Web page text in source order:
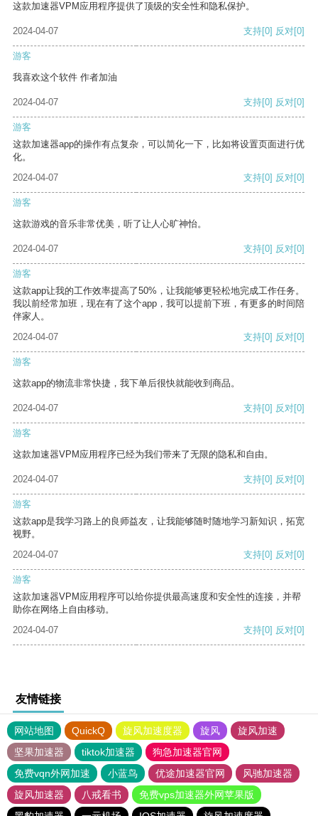
这款加速器VPM应用程序提供了顶级的安全性和隐私保护。
2024-04-07 支持[0] 反对[0]
游客
我喜欢这个软件 作者加油
2024-04-07 支持[0] 反对[0]
游客
这款加速器app的操作有点复杂，可以简化一下，比如将设置页面进行优
化。
2024-04-07
支持[0] 反对[0]
游客
这款游戏的音乐非常优美，听了让人心旷神怡。
2024-04-07 支持[0] 反对[0]
游客
这款app让我的工作效率提高了50%，让我能够更轻松地完成工作任务。
我以前经常加班，现在有了这个app，我可以提前下班，有更多的时间陪
伴家人。
2024-04-07
支持[0] 反对[0]
游客
这款app的物流非常快捷，我下单后很快就能收到商品。
2024-04-07 支持[0] 反对[0]
游客
这款加速器VPM应用程序已经为我们带来了无限的隐私和自由。
2024-04-07 支持[0] 反对[0]
游客
这款app是我学习路上的良师益友，让我能够随时随地学习新知识，拓宽
视野。
2024-04-07
支持[0] 反对[0]
游客
这款加速器VPM应用程序可以给你提供最高速度和安全性的连接，并帮
助你在网络上自由移动。
2024-04-07
支持[0] 反对[0]
友情链接
网站地图 QuickQ 旋风加速度器 旋风
旋风加速
坚果加速器
tiktok加速器
狗急加速器官网
免费vqn外网加速
小蓝鸟 优途加速器官网
风驰加速器
旋风加速器
八戒看书
免费vps加速器外网苹果版